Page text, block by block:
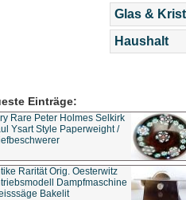
Glas &
Haushalt
Einträge:
Rare Peter Holmes Selkirk
Ysart Style Paperweight /
Rarität Orig. Oesterwitz
Dampfmaschine
Bakelit